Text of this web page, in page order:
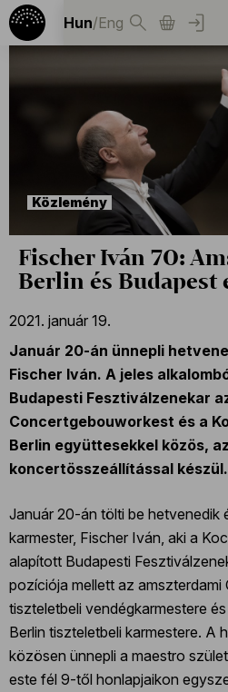
Hun/Eng
Közlemény
Fischer Iván 70:
Berlin és Budapest
2021. január 19.
Január 20-án ünnepli
Fischer Iván. A jeles
Budapesti Fesztiválzenekar
Concertgebouworkest és a
Berlin együttesekkel közös,
koncertösszeállítással készül.
Január 20-án tölti be hetvenedik
karmester, Fischer Iván, aki a
alapított Budapesti
pozíciója mellett az
tiszteletbeli vendégkarmestere
Berlin tiszteletbeli karmestere. A
közösen ünnepli a maestro
este fél 9-től honlapjaikon